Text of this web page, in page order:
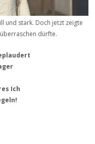
und stark. Doch jetzt zeigte
dürfte.
Ich